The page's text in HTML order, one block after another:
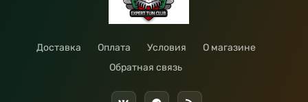
Доставка Оплата Условия
О магазине
Обратная связь